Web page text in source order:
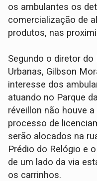
os ambulantes os
comercialização de
produtos, nas
Segundo o diretor
Urbanas, Gilbson
interesse dos
atuando no Parque
réveillon não houve
processo de
serão alocados na
Prédio do Relógio e
de um lado da via
os carrinhos.